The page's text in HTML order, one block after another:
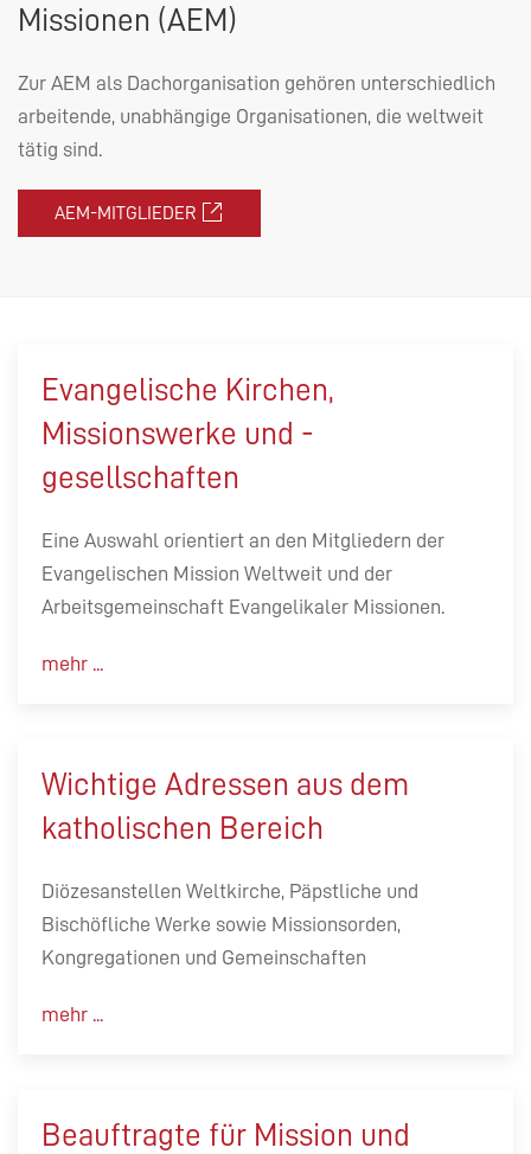
Missionen (AEM )
Zur AEM als Dachorganisation gehören unterschiedlich
arbeitende, unabhängige Organisationen, die weltweit
tätig sind.
AEM-MITGLIEDER
Evangelische Kirchen,
Missionswerke und -
gesellschaften
Eine Auswahl orientiert an den Mitgliedern der
Evangelischen Mission Weltweit und der
Arbeitsgemeinschaft Evangelikaler Missionen.
mehr ...
Wichtige Adressen aus dem
katholischen Bereich
Diözesanstellen Weltkirche, Päpstliche und
Bischöfliche Werke sowie Missionsorden,
Kongregationen und Gemeinschaften
mehr ...
Beauftragte für Mission und